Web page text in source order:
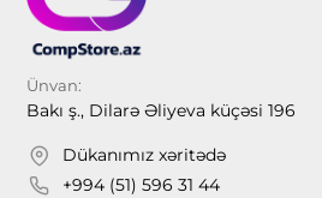
Ünvan:
Bakı ş., Dilarə Əliyeva küçəsi 196
Dükanımız xəritədə
+994 (51) 596 31 44